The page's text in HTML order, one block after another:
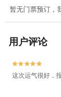
暂无门票预订，
用户评论


这次运气很好，